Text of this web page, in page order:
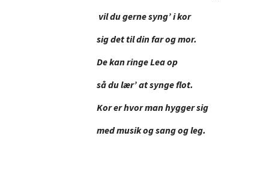
vil du gerne syng’ i kor
sig det til din far og mor.
De kan ringe Lea op
så du lær’ at synge flot.
Kor er hvor man hygger sig
med musik og sang og leg.